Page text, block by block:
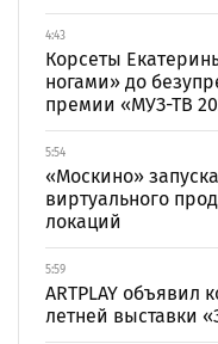
4:43
Корсеты
ногами» до
премии «МУЗ-ТВ
5:54
«Москино»
виртуального
локаций
5:59
ARTPLAY объявил
летней выставки